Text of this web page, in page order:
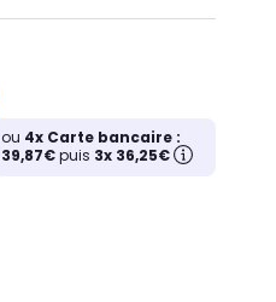
ou 4x Carte bancaire :
39,87€puis 3x 36,25€